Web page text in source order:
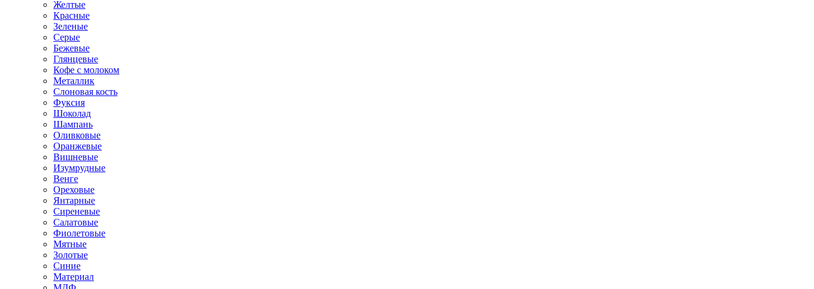
Желтые
Красные
Зеленые
Серые
Бежевые
Глянцевые
Кофе с молоком
Металлик
Слоновая кость
Фуксия
Шоколад
Шампань
Оливковые
Оранжевые
Вишневые
Изумрудные
Венге
Ореховые
Янтарные
Сиреневые
Салатовые
Фиолетовые
Мятные
Золотые
Синие
Материал